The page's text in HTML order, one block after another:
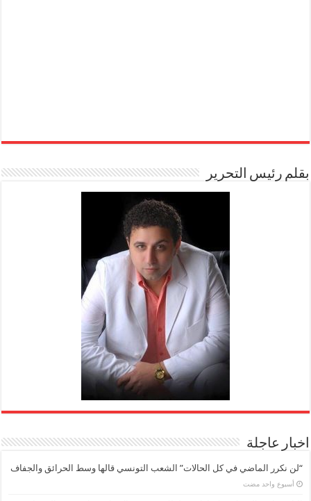
بقلم رئيس التحرير
اخبار عاجلة
“لن نكرر الماضي في كل الحالات” الشعب التونسي قالها وسط الحرائق والجفاف
‏أسبوع واحد مضت